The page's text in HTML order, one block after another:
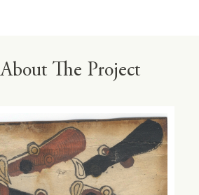
About The Project